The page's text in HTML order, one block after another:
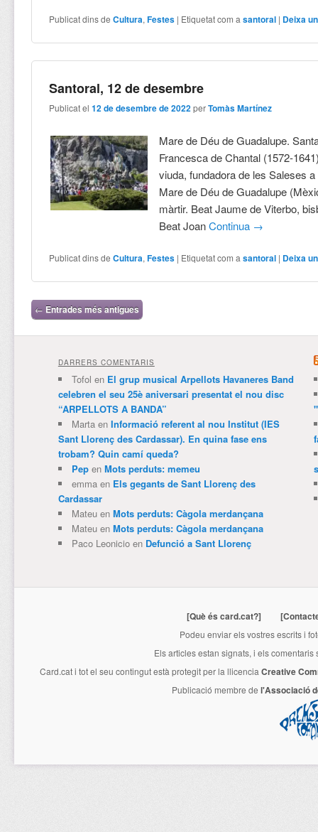
Publicat dins de Cultura,Festes | Etiquetat com a santoral | Deixa
Santoral, 12 de desembre
Publicat el12 de desembre de 2022 perTomàs Martínez
Mare de Déu de Guadalupe.
Francesca de Chantal (1572-
viuda, fundadora de les Saleses
Mare de Déu de Guadalupe
màrtir. Beat Jaume de Viterbo,
Beat JoanContinua →
Publicat dins de Cultura,Festes | Etiquetat com a santoral | Deixa
Navegació per les entrades
← Entrades més antigues
DARRERS COMENTARIS
Tofol en El grup musical Arpellots Havaneres Band
celebren el seu 25è aniversari presentat el nou disc
“ARPELLOTS A BANDA”
Martaen Informació referent al nou Institut (IES
Sant Llorenç des Cardassar). En quina fase ens
trobam? Quin camí queda?
Pepen Mots perduts: memeu
emmaen Els gegants de Sant Llorenç des
Cardassar
Mateuen Mots perduts: Càgola merdançana
Mateuen Mots perduts: Càgola merdançana
Paco Leonicioen Defunció a Sant Llorenç
[Què és card.cat?]
Podeu enviar els vostres escrits i
Els articles estan signats, i els
Card.cati tot el seu contingut està protegit per la llicencia Creative
Publicació membre de l'Associació